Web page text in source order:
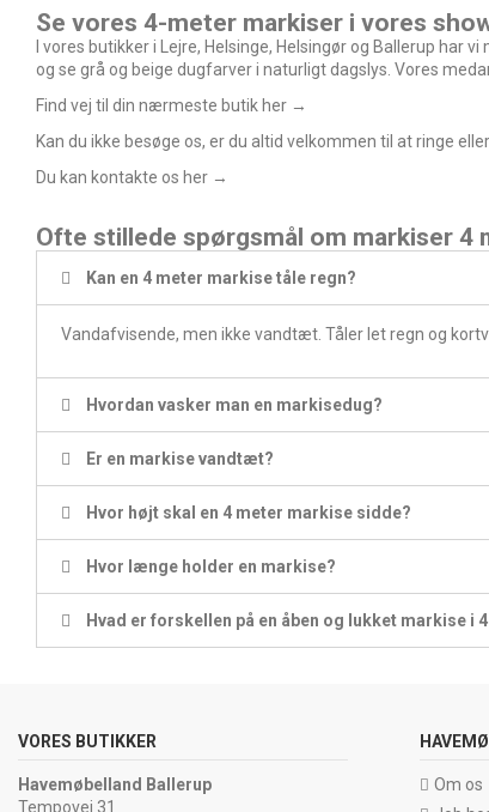
Se vores 4-meter markiser i vores
I vores butikker i Lejre, Helsinge, Helsingør og Ballerup har
og se grå og beige dugfarver i naturligt dagslys. Vores
Find vej til din nærmeste butik her →
Kan du ikke besøge os, er du altid velkommen til at ringe eller
Du kan kontakte os her →
Ofte stillede spørgsmål om markiser 4
Kan en 4 meter markise tåle regn?
Vandafvisende, men ikke vandtæt. Tåler let regn og
Hvordan vasker man en markisedug?
Er en markise vandtæt?
Hvor højt skal en 4 meter markise sidde?
Hvor længe holder en markise?
Hvad er forskellen på en åben og lukket markise i
VORES BUTIKKER
Havemøbelland Ballerup
Tempovej 31
Om os